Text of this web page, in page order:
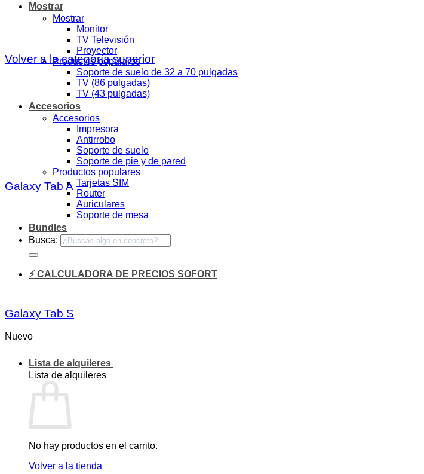
Mostrar
Mostrar
Monitor
TV Televisión
Proyector
Productos populares
Soporte de suelo de 32 a 70 pulgadas
TV (86 pulgadas)
TV (43 pulgadas)
Accesorios
Accesorios
Impresora
Antirrobo
Soporte de suelo
Soporte de pie y de pared
Productos populares
Tarjetas SIM
Router
Auriculares
Soporte de mesa
Bundles
Busca:
⚡ CALCULADORA DE PRECIOS SOFORT
Lista de alquileres
Lista de alquileres
No hay productos en el carrito.
Volver a la tienda
Volver a la categoría superior
Galaxy Tab A
Galaxy Tab S
Nuevo